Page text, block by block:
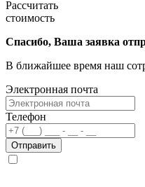
Рассчитать
стоимость
Спасибо, Ваша заявка
В ближайшее время наш
Электронная почта
Телефон
Отправить